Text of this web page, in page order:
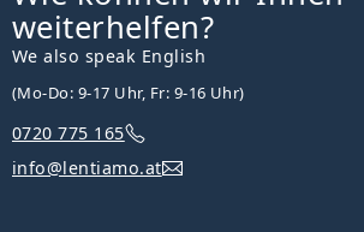
weiterhelfen?
We also speak English
(Mo-Do: 9-17 Uhr, Fr: 9-16 Uhr)
0720 775 165
info@lentiamo.at